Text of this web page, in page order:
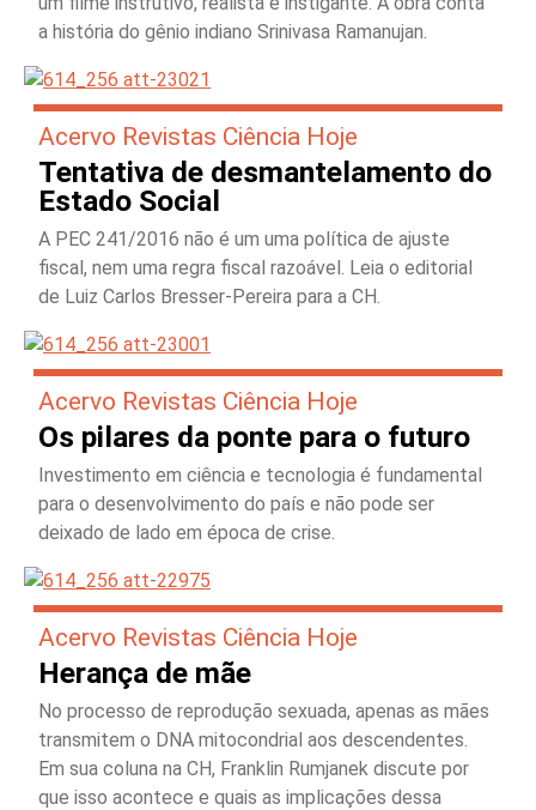
a história do gênio indiano Srinivasa Ramanujan.
Acervo Revistas Ciência Hoje
Tentativa de desmantelamento do
Estado Social
A PEC 241/2016 não é um uma política de ajuste
fiscal, nem uma regra fiscal razoável. Leia o editorial
de Luiz Carlos Bresser-Pereira para a CH.
Acervo Revistas Ciência Hoje
Os pilares da ponte para o futuro
Investimento em ciência e tecnologia é fundamental
para o desenvolvimento do país e não pode ser
deixado de lado em época de crise.
Acervo Revistas Ciência Hoje
Herança de mãe
No processo de reprodução sexuada, apenas as mães
transmitem o DNA mitocondrial aos descendentes.
Em sua coluna na CH, Franklin Rumjanek discute por
que isso acontece e quais as implicações dessa